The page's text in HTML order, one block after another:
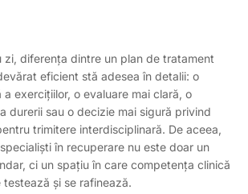
diferența dintre un plan de tratament
eficient stă adesea în detalii: o
a exercițiilor, o evaluare mai clară, o
durerii sau o decizie mai sigură privind
trimitere interdisciplinară. De aceea,
în recuperare nu este doar un
ci un spațiu în care competența clinică
și se rafinează.